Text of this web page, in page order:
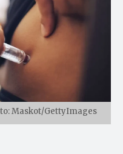
Maskot/GettyImages